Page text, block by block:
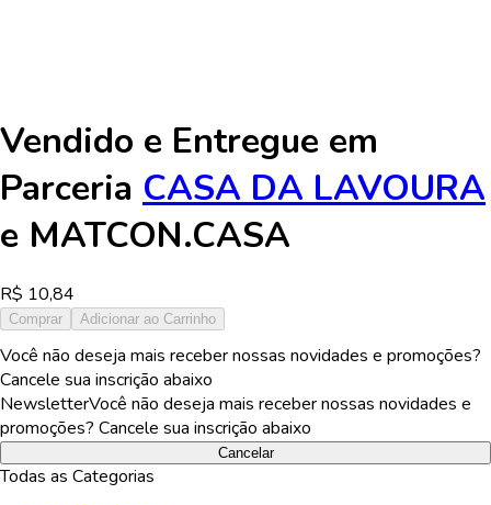
Vendido e Entregue em
Parceria CASA DA LAVOURA
e MATCON.CASA
R$ 10,84
Comprar Adicionar ao Carrinho
Você não deseja mais receber nossas novidades e promoções?
Cancele sua inscrição abaixo
NewsletterVocê não deseja mais receber nossas novidades e
promoções? Cancele sua inscrição abaixo
Cancelar
Todas as Categorias